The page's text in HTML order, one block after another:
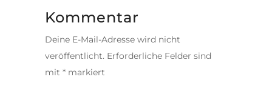
Kommentar
Deine E-Mail-Adresse wird nicht
veröffentlicht. Erforderliche Felder sind
mit * markiert